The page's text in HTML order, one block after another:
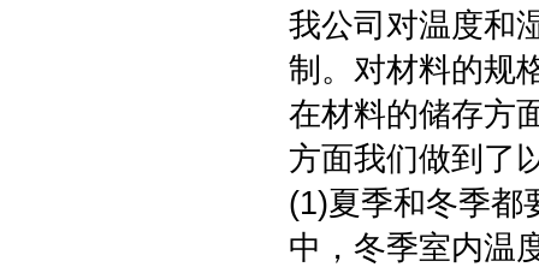
我公司对温度和
制。对材料的规
在材料的储存方
方面我们做到了
(1)夏季和冬季都
中，冬季室内温